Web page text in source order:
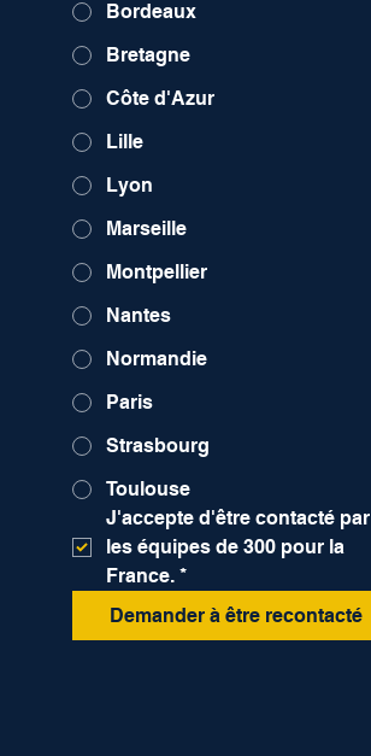
Bordeaux
Bretagne
Côte d'Azur
Lille
Lyon
Marseille
Montpellier
Nantes
Normandie
Paris
Strasbourg
Toulouse
J'accepte d'être contacté par
les équipes de 300 pour la
France. *
Demander à être recontacté